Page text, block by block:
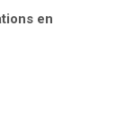
en